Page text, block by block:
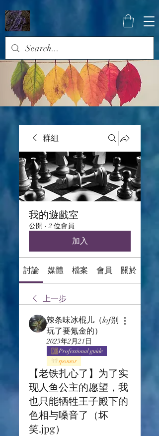
群組
我的遊戲室
公開 · 2 位會員
加入
討論 媒體 檔案 會員 關於
上一步
辣条味冰棍儿（lof别
玩了要氪金的）
2023年2月21日
Professional guide
sponsor
【老铁扎心了】为了实
现人鱼公主的愿望，我
也只能牺牲王子殿下的
色相与嗓音了（坏
笑.jpg）